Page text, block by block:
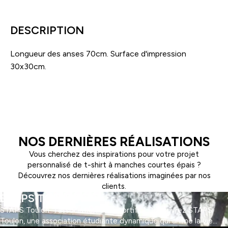
bio
DESCRIPTION
Longueur des anses 70cm. Surface d'impression
30x30cm.
NOS DERNIÈRES RÉALISATIONS
Vous cherchez des inspirations pour votre projet
personnalisé de t-shirt à manches courtes épais ?
Découvrez nos dernières réalisations imaginées par nos
clients.
STAPS TOULON
STAPS Toulon : l'association des sportifs ! Découvrez STAPS
Toulon, une association étudiante dynamique qui anime la vie